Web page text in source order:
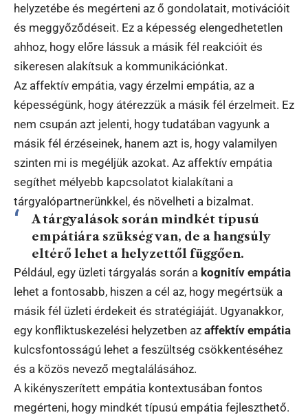
helyzetébe és megérteni az ő gondolatait, motivációit
és meggyőződéseit. Ez a képesség elengedhetetlen
ahhoz, hogy előre lássuk a másik fél reakcióit és
sikeresen alakítsuk a kommunikációnkat.
Az affektív empátia, vagy érzelmi empátia, az a
képességünk, hogy átérezzük a másik fél érzelmeit. Ez
nem csupán azt jelenti, hogy tudatában vagyunk a
másik fél érzéseinek, hanem azt is, hogy valamilyen
szinten mi is megéljük azokat. Az affektív empátia
segíthet mélyebb kapcsolatot kialakítani a
tárgyalópartnerünkkel, és növelheti a bizalmat.
A tárgyalások során mindkét típusú
empátiára szükség van, de a hangsúly
eltérő lehet a helyzettől függően.
Például, egy üzleti tárgyalás során a kognitív empátia
lehet a fontosabb, hiszen a cél az, hogy megértsük a
másik fél üzleti érdekeit és stratégiáját. Ugyanakkor,
egy konfliktuskezelési helyzetben az affektív empátia
kulcsfontosságú lehet a feszültség csökkentéséhez
és a közös nevező megtalálásához.
A kikényszerített empátia kontextusában fontos
megérteni, hogy mindkét típusú empátia fejleszthető.